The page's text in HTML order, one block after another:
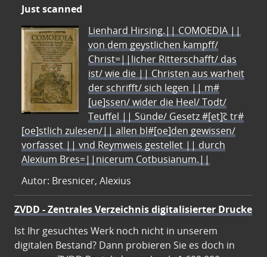
Just scanned
Lienhard Hirsing.|| COMOEDIA ||
von dem geystlichen kampff/
Christ=||licher Ritterschafft/ das
ist/ wie die || Christen aus warheit
der schrifft/ sich legen || m#
[ue]ssen/ wider die Heel/ Todt/
Teuffel || Sünde/ Gesetz #[et]c̃ tr#
[oe]stlich zulesen/|| allen bl#[oe]den gewissen/
vorfasset || vnd Reymweis gestellet || durch
Alexium Bres=||nicerum Cotbusianum.||
Autor: Bresnicer, Alexius
ZVDD - Zentrales Verzeichnis digitalisierter Drucke
Ist Ihr gesuchtes Werk noch nicht in unserem
digitalen Bestand? Dann probieren Sie es doch in